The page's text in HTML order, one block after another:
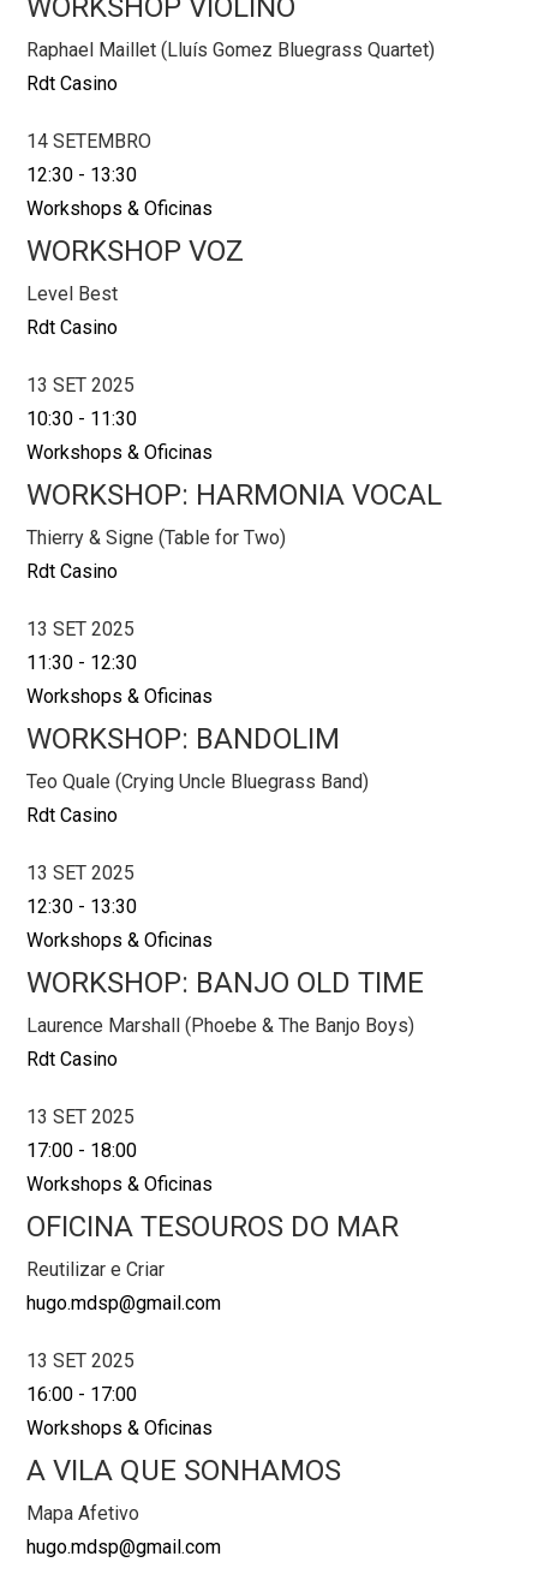
WORKSHOP VIOLINO
Raphael Maillet (Lluís Gomez Bluegrass Quartet)
Rdt Casino
14 SETEMBRO
12:30 - 13:30
Workshops & Oficinas
WORKSHOP VOZ
Level Best
Rdt Casino
13 SET 2025
10:30 - 11:30
Workshops & Oficinas
WORKSHOP: HARMONIA VOCAL
Thierry & Signe (Table for Two)
Rdt Casino
13 SET 2025
11:30 - 12:30
Workshops & Oficinas
WORKSHOP: BANDOLIM
Teo Quale (Crying Uncle Bluegrass Band)
Rdt Casino
13 SET 2025
12:30 - 13:30
Workshops & Oficinas
WORKSHOP: BANJO OLD TIME
Laurence Marshall (Phoebe & The Banjo Boys)
Rdt Casino
13 SET 2025
17:00 - 18:00
Workshops & Oficinas
OFICINA TESOUROS DO MAR
Reutilizar e Criar
hugo.mdsp@gmail.com
13 SET 2025
16:00 - 17:00
Workshops & Oficinas
A VILA QUE SONHAMOS
Mapa Afetivo
hugo.mdsp@gmail.com